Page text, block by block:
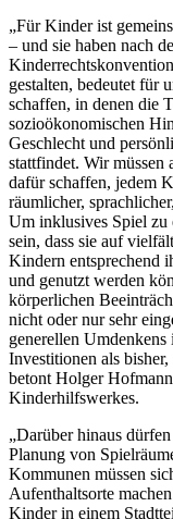
„Für Kinder ist
– und sie haben nach
gestalten, bedeutet für
schaffen, in denen die
sozioökonomischen
Geschlecht und
stattfindet. Wir müssen
dafür schaffen, jedem
räumlicher,
Um inklusives Spiel zu
sein, dass sie auf
Kindern entsprechend
und genutzt werden
körperlichen
nicht oder nur sehr
generellen
Investitionen als
betont Holger
Kinderhilfswerkes.
„Darüber hinaus
Planung von
Kommunen müssen
Aufenthaltsorte
Kinder in einem